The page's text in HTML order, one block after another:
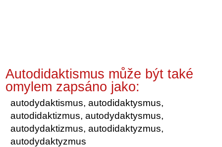
Autodidaktismus může být také
omylem zapsáno jako:
autodydaktismus, autodidaktysmus,
autodidaktizmus, autodydaktysmus,
autodydaktizmus, autodidaktyzmus,
autodydaktyzmus